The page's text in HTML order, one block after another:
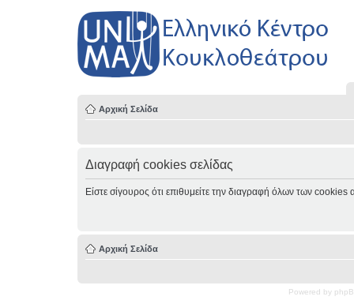
Αρχική Σελίδα
Διαγραφή cookies σελίδας
Είστε σίγουρος ότι επιθυμείτε την διαγραφή όλων των cookies
Αρχική Σελίδα
Powered by